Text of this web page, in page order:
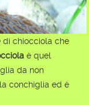
di chiocciola che
è quel
da non
conchiglia ed è